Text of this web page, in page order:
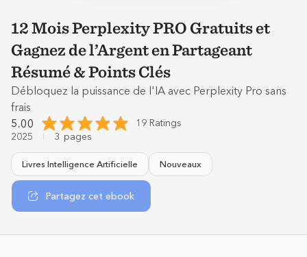
12 Mois Perplexity PRO Gratuits et
Gagnez de l’Argent en Partageant
Résumé & Points Clés
Débloquez la puissance de l'IA avec Perplexity Pro sans
frais
5.00
19 Ratings
2025
3 pages
Livres Intelligence Artificielle Nouveaux
Partagez cet ebook